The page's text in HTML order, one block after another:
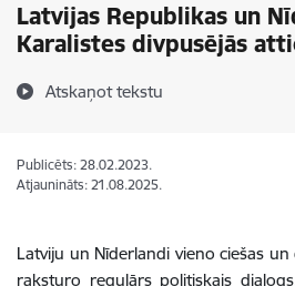
Latvijas Republikas un
Karalistes divpusējās
Atskaņot tekstu
Publicēts: 28.02.2023.
Atjaunināts: 21.08.2025.
Latviju un Nīderlandi vieno ciešas
raksturo regulārs politiskais